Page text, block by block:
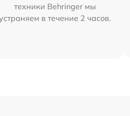
техники Behringer мы
в течение 2 часов.